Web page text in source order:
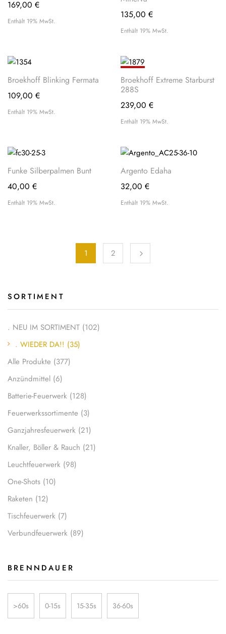
SORTIMENT
. NEU IM SORTIMENT (102)
. WIEDER DA!! (35)
Alle Produkte (377)
Anzündmittel (6)
Batterie-Feuerwerk (128)
Feuerwerks­sortimente (3)
Ganzjahresfeuerwerk (21)
Knaller, Böller & Rauch (21)
Leuchtfeuerwerk (98)
One-Shots (10)
Raketen (12)
Tischfeuerwerk (7)
Verbundfeuerwerk (89)
BRENNDAUER
>60s 0-15s 15-35s 36-60s
169,00 €
Enthält 19% MwSt.
135,00 €
Enthält 19% MwSt.
Broekhoff Blinking Fermata
109,00 €
Enthält 19% MwSt.
TIPP
Broekhoff Extreme Starburst
288S
239,00 €
Enthält 19% MwSt.
Funke Silberpalmen Bunt
40,00 €
Enthält 19% MwSt.
Argento Edaha
32,00 €
Enthält 19% MwSt.
1 2